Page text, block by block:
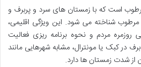
است که با زمستان های سرد و پربرف و
شناخته می شود. این ویژگی اقلیمی،
روزمره مردم و نحوه برنامه ریزی فعالیت
در کبک یا مونترال، مشابه شهرهایی مانند
شدت زمستان ها دارد.